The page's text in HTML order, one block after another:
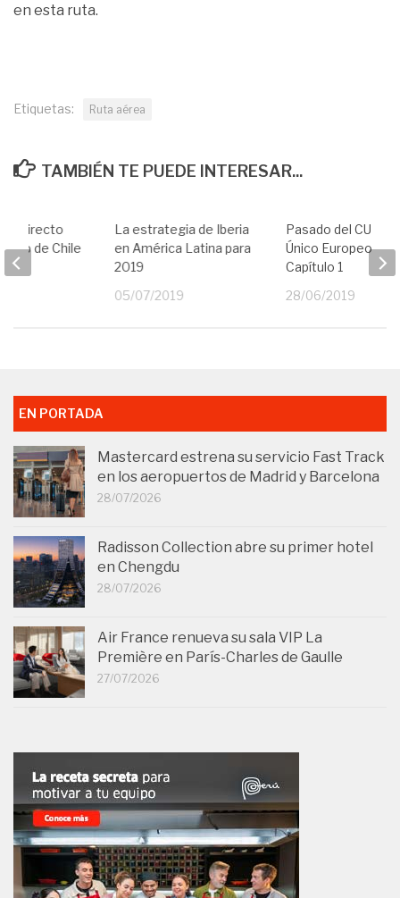
en esta ruta.
Etiquetas: Ruta aérea
TAMBIÉN TE PUEDE INTERESAR...
La estrategia de Iberia
en América Latina para
2019
05/07/2019
Pasado del CUE
Único Europeo) –
Capítulo 1
28/06/2019
directo
de Chile
EN PORTADA
Mastercard estrena su servicio Fast Track
en los aeropuertos de Madrid y Barcelona
28/07/2026
Radisson Collection abre su primer hotel
en Chengdu
28/07/2026
Air France renueva su sala VIP La
Première en París-Charles de Gaulle
27/07/2026